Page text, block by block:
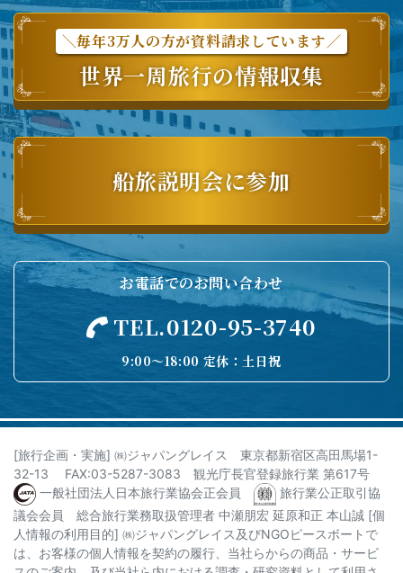
＼毎年3万人の方が資料請求しています／
世界一周旅行の情報収集
船旅説明会に参加
お電話でのお問い合わせ
TEL.0120-95-3740
9:00〜18:00 定休：土日祝
[旅行企画・実施] ㈱ジャパングレイス 東京都新宿区高田馬場1-
32-13 FAX:03-5287-3083 観光庁長官登録旅行業 第617号
一般社団法人日本旅行業協会正会員
旅行業公正取引協
議会会員 総合旅行業務取扱管理者 中瀬朋宏 延原和正 本山誠 [個
人情報の利用目的] ㈱ジャパングレイス及びNGOピースボートで
は、お客様の個人情報を契約の履行、当社らからの商品・サービ